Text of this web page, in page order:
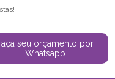
seu orçamento por
Whatsapp